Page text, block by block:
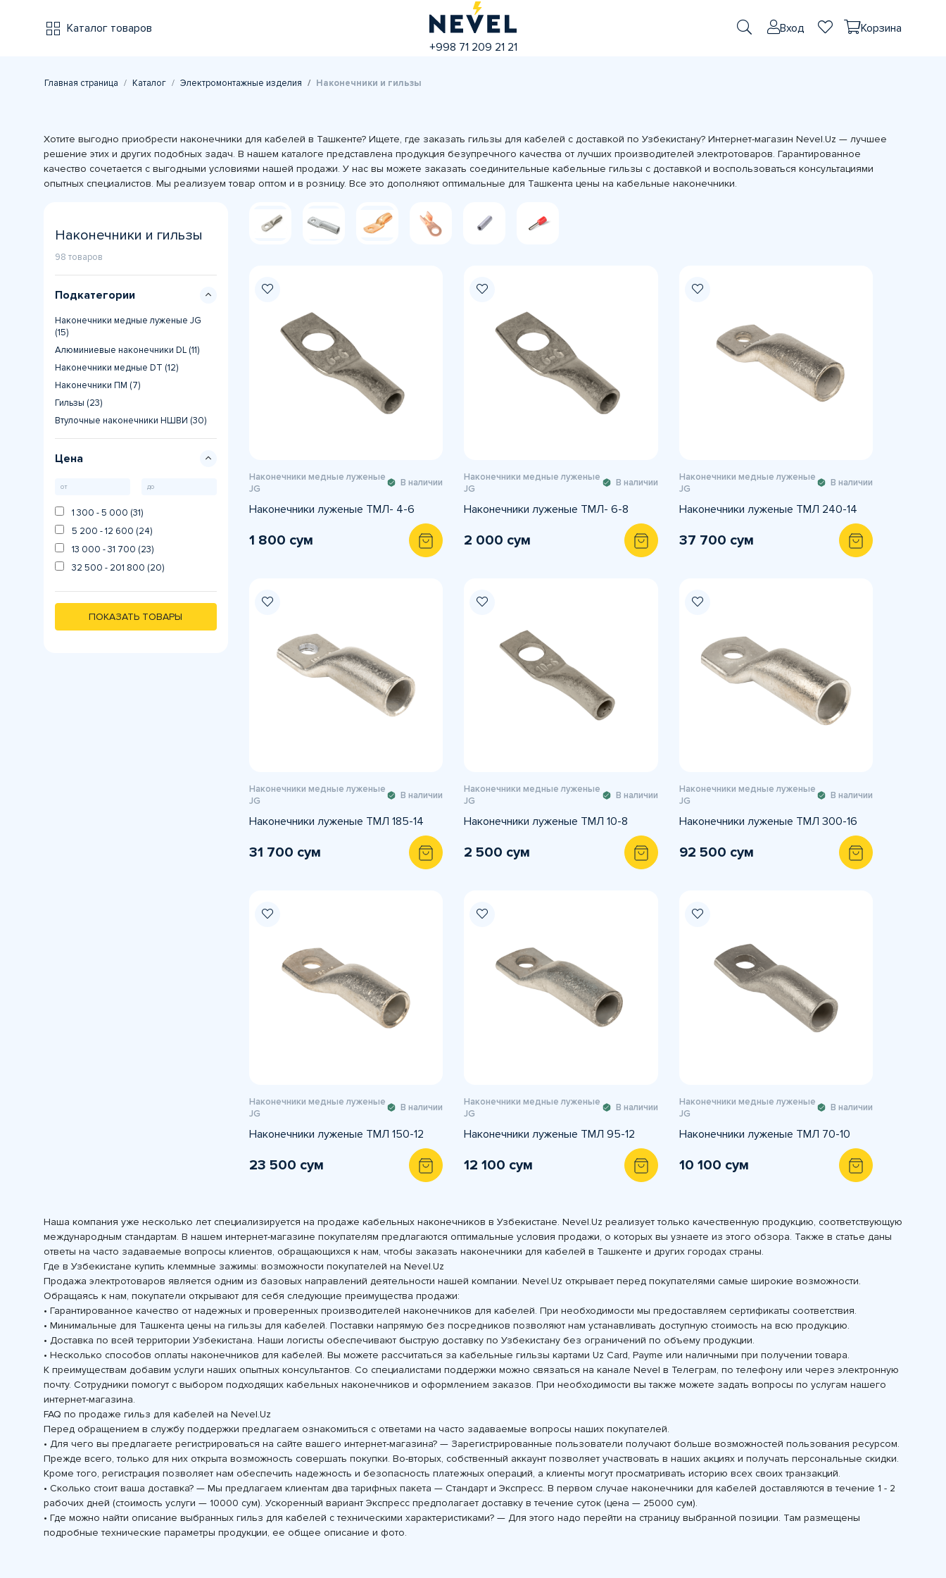
Каталог товаров
+998 71 209 21 21
Вход Корзина
Главная страница Каталог Электромонтажные изделия Наконечники и гильзы
Хотите выгодно приобрести наконечники для кабелей в Ташкенте? Ищете, где заказать гильзы для кабелей с доставкой по Узбекистану? Интернет-магазин Nevel.Uz — лучшее
решение этих и других подобных задач. В нашем каталоге представлена продукция безупречного качества от лучших производителей электротоваров. Гарантированное
качество сочетается с выгодными условиями нашей продажи. У нас вы можете заказать соединительные кабельные гильзы с доставкой и воспользоваться консультациями
опытных специалистов. Мы реализуем товар оптом и в розницу. Все это дополняют оптимальные для Ташкента цены на кабельные наконечники.
Наконечники и гильзы
98 товаров
Подкатегории
Наконечники медные луженые JG
(15)
Алюминиевые наконечники DL (11)
Наконечники медные DT (12)
Наконечники ПМ (7)
Гильзы (23)
Втулочные наконечники НШВИ (30)
Цена
1 300 - 5 000 (31)
5 200 - 12 600 (24)
13 000 - 31 700 (23)
32 500 - 201 800 (20)
ПОКАЗАТЬ ТОВАРЫ
Наконечники медные луженые
JG
В наличии
Наконечники луженые ТМЛ- 4-6
1 800 сум
Наконечники медные луженые
JG
В наличии
Наконечники луженые ТМЛ- 6-8
2 000 сум
Наконечники медные луженые
JG
В наличии
Наконечники луженые ТМЛ 240-14
37 700 сум
Наконечники медные луженые
JG
В наличии
Наконечники луженые ТМЛ 185-14
31 700 сум
Наконечники медные луженые
JG
В наличии
Наконечники луженые ТМЛ 10-8
2 500 сум
Наконечники медные луженые
JG
В наличии
Наконечники луженые ТМЛ 300-16
92 500 сум
Наконечники медные луженые
JG
В наличии
Наконечники луженые ТМЛ 150-12
23 500 сум
Наконечники медные луженые
JG
В наличии
Наконечники луженые ТМЛ 95-12
12 100 сум
Наконечники медные луженые
JG
В наличии
Наконечники луженые ТМЛ 70-10
10 100 сум
Наша компания уже несколько лет специализируется на продаже кабельных наконечников в Узбекистане. Nevel.Uz реализует только качественную продукцию, соответствующую
международным стандартам. В нашем интернет-магазине покупателям предлагаются оптимальные условия продажи, о которых вы узнаете из этого обзора. Также в статье даны
ответы на часто задаваемые вопросы клиентов, обращающихся к нам, чтобы заказать наконечники для кабелей в Ташкенте и других городах страны.
Где в Узбекистане купить клеммные зажимы: возможности покупателей на Nevel.Uz
Продажа электротоваров является одним из базовых направлений деятельности нашей компании. Nevel.Uz открывает перед покупателями самые широкие возможности.
Обращаясь к нам, покупатели открывают для себя следующие преимущества продажи:
• Гарантированное качество от надежных и проверенных производителей наконечников для кабелей. При необходимости мы предоставляем сертификаты соответствия.
• Минимальные для Ташкента цены на гильзы для кабелей. Поставки напрямую без посредников позволяют нам устанавливать доступную стоимость на всю продукцию.
• Доставка по всей территории Узбекистана. Наши логисты обеспечивают быструю доставку по Узбекистану без ограничений по объему продукции.
• Несколько способов оплаты наконечников для кабелей. Вы можете рассчитаться за кабельные гильзы картами Uz Card, Payme или наличными при получении товара.
К преимуществам добавим услуги наших опытных консультантов. Со специалистами поддержки можно связаться на канале Nevel в Телеграм, по телефону или через электронную
почту. Сотрудники помогут с выбором подходящих кабельных наконечников и оформлением заказов. При необходимости вы также можете задать вопросы по услугам нашего
интернет-магазина.
FAQ по продаже гильз для кабелей на Nevel.Uz
Перед обращением в службу поддержки предлагаем ознакомиться с ответами на часто задаваемые вопросы наших покупателей.
• Для чего вы предлагаете регистрироваться на сайте вашего интернет-магазина? — Зарегистрированные пользователи получают больше возможностей пользования ресурсом.
Прежде всего, только для них открыта возможность совершать покупки. Во-вторых, собственный аккаунт позволяет участвовать в наших акциях и получать персональные скидки.
Кроме того, регистрация позволяет нам обеспечить надежность и безопасность платежных операций, а клиенты могут просматривать историю всех своих транзакций.
• Сколько стоит ваша доставка? — Мы предлагаем клиентам два тарифных пакета — Стандарт и Экспресс. В первом случае наконечники для кабелей доставляются в течение 1 - 2
рабочих дней (стоимость услуги — 10000 сум). Ускоренный вариант Экспресс предполагает доставку в течение суток (цена — 25000 сум).
• Где можно найти описание выбранных гильз для кабелей с техническими характеристиками? — Для этого надо перейти на страницу выбранной позиции. Там размещены
подробные технические параметры продукции, ее общее описание и фото.